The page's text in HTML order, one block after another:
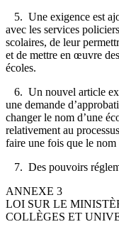
5. Une exigence est
avec les services
scolaires, de leur
et de mettre en œuvre
écoles.
6. Un nouvel article
une demande
changer le nom d’une
relativement au
faire une fois que le nom
7. Des pouvoirs
ANNEXE 3
LOI SUR LE
COLLÈGES ET